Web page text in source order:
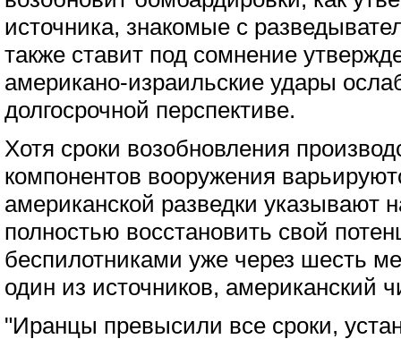
источника, знакомые с
также ставит под сомнение
американо-израильские удары
долгосрочной перспективе.
Хотя сроки возобновления
компонентов вооружения
американской разведки указывают
полностью восстановить свой
беспилотниками уже через шесть
один из источников, американский
"Иранцы превысили все сроки,